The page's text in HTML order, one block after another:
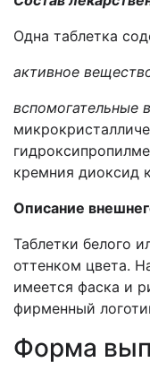
Одна таблетка
активное
вспомогательные
кремния диоксид
Описание
Таблетки белого
оттенком цвета.
имеется фаска и
фирменный
Форма